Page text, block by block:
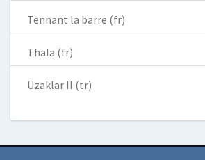
Tennant la barre (fr)
Thala (fr)
Uzaklar II (tr)